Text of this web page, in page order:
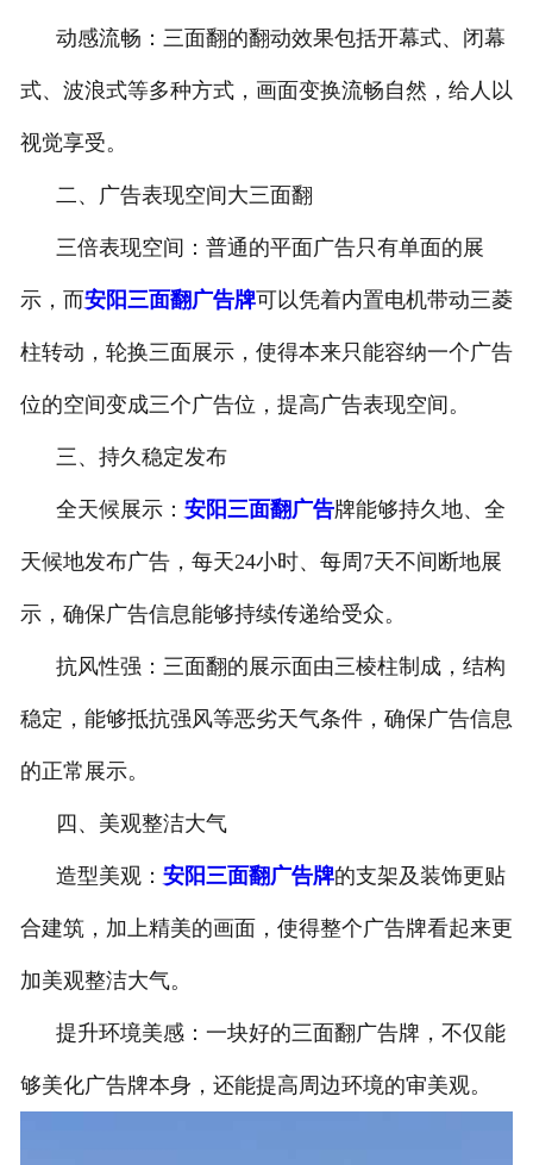
动感流畅：三面翻的翻动效果包括开幕式、闭幕
式、波浪式等多种方式，画面变换流畅自然，给人以
视觉享受。
二、广告表现空间大三面翻
三倍表现空间：普通的平面广告只有单面的展
示，而安阳三面翻广告牌可以凭着内置电机带动三菱
柱转动，轮换三面展示，使得本来只能容纳一个广告
位的空间变成三个广告位，提高广告表现空间。
三、持久稳定发布
全天候展示： 安阳三面翻广告牌能够持久地、全
天候地发布广告，每天24小时、每周7天不间断地展
示，确保广告信息能够持续传递给受众。
抗风性强：三面翻的展示面由三棱柱制成，结构
稳定，能够抵抗强风等恶劣天气条件，确保广告信息
的正常展示。
四、美观整洁大气
造型美观： 安阳三面翻广告牌的支架及装饰更贴
合建筑，加上精美的画面，使得整个广告牌看起来更
加美观整洁大气。
提升环境美感：一块好的三面翻广告牌，不仅能
够美化广告牌本身，还能提高周边环境的审美观。